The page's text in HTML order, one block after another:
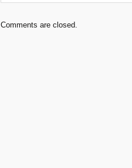
Comments are closed.